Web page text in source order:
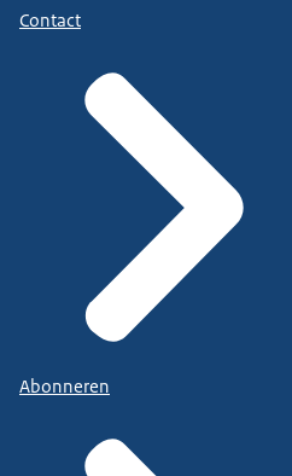
Contact
Abonneren